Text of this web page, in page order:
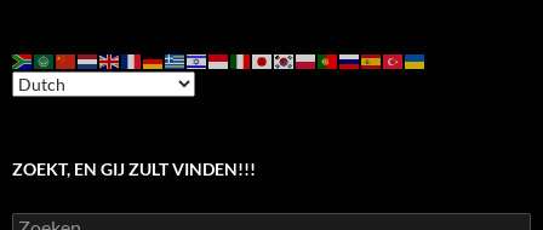
ZOEKT, EN GIJ ZULT VINDEN!!!
Zoeken